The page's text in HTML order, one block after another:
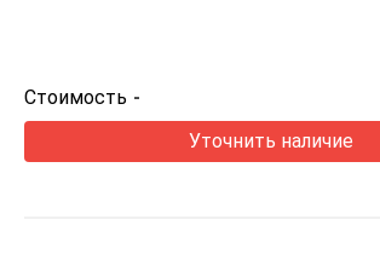
Стоимость -
Уточнить наличие